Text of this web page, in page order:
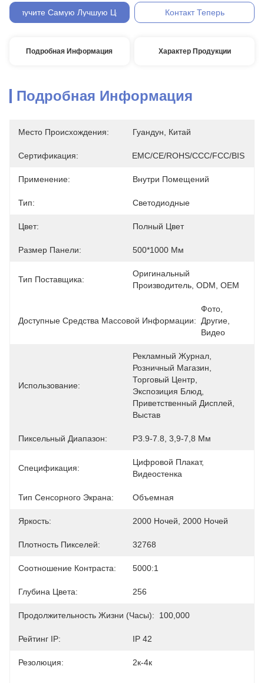
Получите Самую Лучшую Цену Контакт Теперь
Подробная Информация Характер Продукции
Подробная Информация
Место Происхождения: Гуандун, Китай
Сертификация: EMC/CE/ROHS/CCC/FCC/BIS
Применение: Внутри Помещений
Тип: Светодиодные
Цвет: Полный Цвет
Размер Панели: 500*1000 Мм
Тип Поставщика:
Оригинальный
Производитель, ODM, OEM
Доступные Средства Массовой Информации:
Фото,
Другие,
Видео
Использование:
Рекламный Журнал,
Розничный Магазин,
Торговый Центр,
Экспозиция Блюд,
Приветственный Дисплей,
Выстав
Пиксельный Диапазон: P3.9-7.8, 3,9-7,8 Мм
Спецификация:
Цифровой Плакат,
Видеостенка
Тип Сенсорного Экрана: Объемная
Яркость: 2000 Ночей, 2000 Ночей
Плотность Пикселей: 32768
Соотношение Контраста: 5000:1
Глубина Цвета: 256
Продолжительность Жизни (часы): 100,000
Рейтинг IP: IP 42
Резолюция: 2к-4к